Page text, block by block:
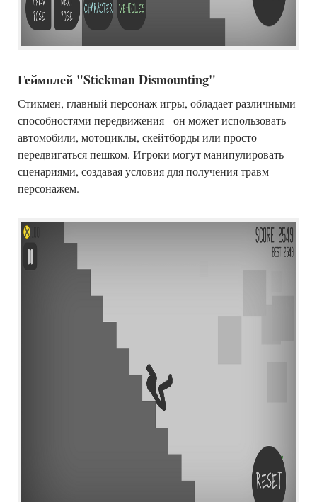
Геймплей "Stickman Dismounting"
Стикмен, главный персонаж игры, обладает различными
способностями передвижения - он может использовать
автомобили, мотоциклы, скейтборды или просто
передвигаться пешком. Игроки могут манипулировать
сценариями, создавая условия для получения травм
персонажем.